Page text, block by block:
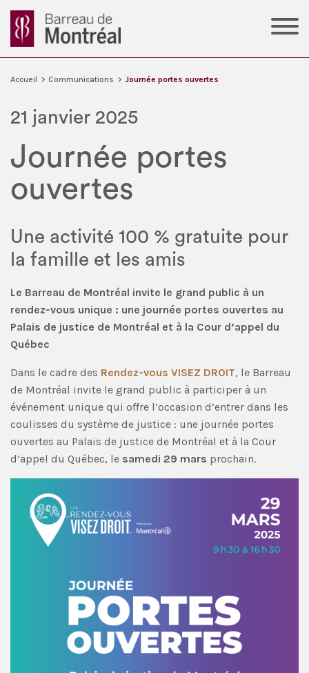
Accueil > Communications > Journée portes ouvertes
21 janvier 2025
Journée portes
ouvertes
Une activité 100 % gratuite pour
la famille et les amis
Le Barreau de Montréal invite le grand public à un
rendez-vous unique : une journée portes ouvertes au
Palais de justice de Montréal et à la Cour d’appel du
Québec
Dans le cadre des Rendez-vous VISEZ DROIT, le Barreau
de Montréal invite le grand public à participer à un
événement unique qui offre l’occasion d’entrer dans les
coulisses du système de justice : une journée portes
ouvertes au Palais de justice de Montréal et à la Cour
d’appel du Québec, le samedi 29 mars prochain.